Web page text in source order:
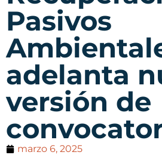
Pasivos
adelanta
versión de
marzo 6, 2025